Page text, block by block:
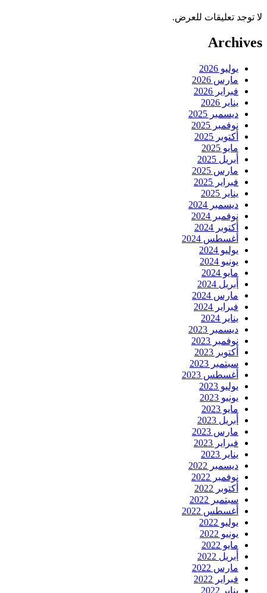
لا توجد تعليقات للعرض.
Archives
يوليو 2026
مارس 2026
فبراير 2026
يناير 2026
ديسمبر 2025
نوفمبر 2025
أكتوبر 2025
مايو 2025
أبريل 2025
مارس 2025
فبراير 2025
يناير 2025
ديسمبر 2024
نوفمبر 2024
أكتوبر 2024
أغسطس 2024
يوليو 2024
يونيو 2024
مايو 2024
أبريل 2024
مارس 2024
فبراير 2024
يناير 2024
ديسمبر 2023
نوفمبر 2023
أكتوبر 2023
سبتمبر 2023
أغسطس 2023
يوليو 2023
يونيو 2023
مايو 2023
أبريل 2023
مارس 2023
فبراير 2023
يناير 2023
ديسمبر 2022
نوفمبر 2022
أكتوبر 2022
سبتمبر 2022
أغسطس 2022
يوليو 2022
يونيو 2022
مايو 2022
أبريل 2022
مارس 2022
فبراير 2022
يناير 2022